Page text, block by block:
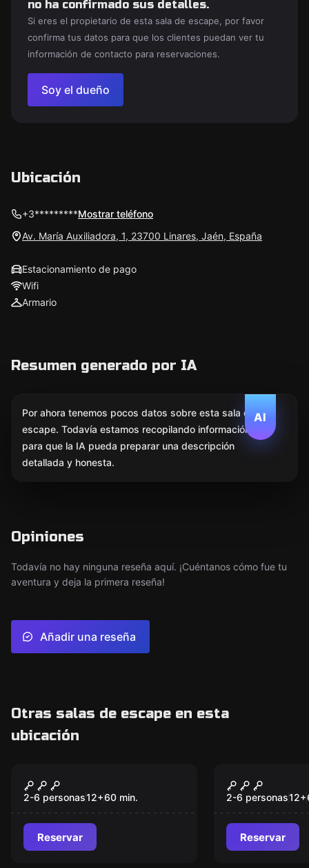
no ha confirmado sus detalles.
Si eres el propietario de esta sala de escape, por favor
confirma tus datos para que los clientes puedan ver tu
información de contacto para reservaciones.
Soy el dueño
Ubicación
+3*********Mostrar teléfono
Av. María Auxiliadora, 1, 23700 Linares, Jaén, España
Estacionamiento de pago
Wifi
Armario
Resumen generado por IA
AI
Por ahora tenemos pocos datos sobre esta sala de
escape. Todavía estamos recopilando información
para que la IA pueda preparar una descripción
detallada y honesta.
Opiniones
Todavía no hay ninguna reseña aquí. ¡Cuéntanos cómo fue tu
aventura y deja la primera reseña!
Añadir una reseña
Otras salas de escape en esta
ubicación
Los Hermanos
Carvajales
2-6 personas12+60 min.
Reservar
Misterio
2-6 personas12+
Reservar